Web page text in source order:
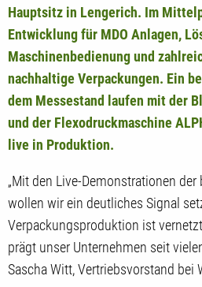
Hauptsitz in Lengerich. Im
Entwicklung für MDO Anlagen,
Maschinenbedienung und
nachhaltige Verpackungen. Ein
dem Messestand laufen mit der
und der Flexodruckmaschine
live in Produktion.
„Mit den Live-Demonstrationen
wollen wir ein deutliches Signal
Verpackungsproduktion ist
prägt unser Unternehmen seit
Sascha Witt, Vertriebsvorstand bei